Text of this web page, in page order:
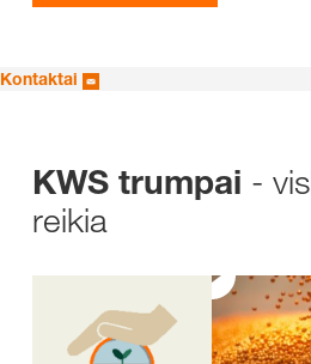
Kontaktai
KWS trumpai -
reikia